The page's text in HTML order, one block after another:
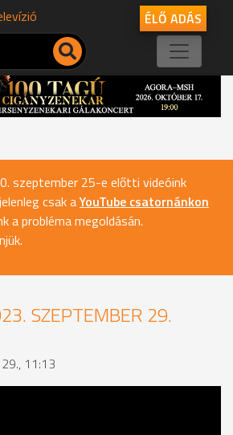
ÉLŐ ADÁS
szeptember 25-e előtti videóink
csak aYouTube csatornánkon
a probléma megoldásán.
SZEPTEMBER 29.
11:13